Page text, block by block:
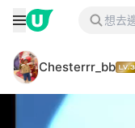
Chesterrr_bb